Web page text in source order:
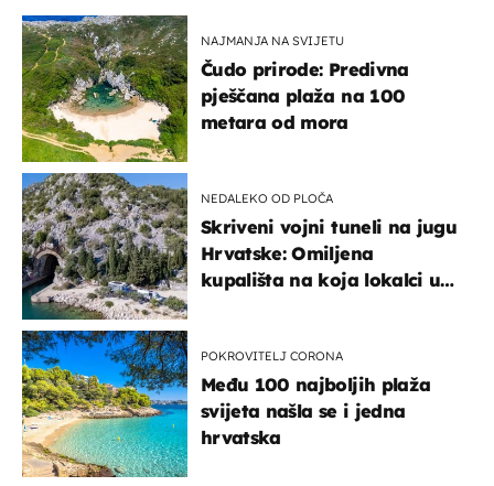
NAJMANJA NA SVIJETU
Čudo prirode: Predivna
pješčana plaža na 100
metara od mora
NEDALEKO OD PLOČA
Skriveni vojni tuneli na jugu
Hrvatske: Omiljena
kupališta na koja lokalci u
POKROVITELJ CORONA
Među 100 najboljih plaža
svijeta našla se i jedna
hrvatska